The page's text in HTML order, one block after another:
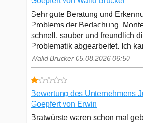
Sehr gute Beratung und
Problems der Bedachung.
schnell, sauber und freundlich
Problematik abgearbeitet. Ich
Walid Brucker 05.08.2026 06:50
Bewertung des Unternehmens
Goepfert von Erwin
Bratwürste waren schon mal